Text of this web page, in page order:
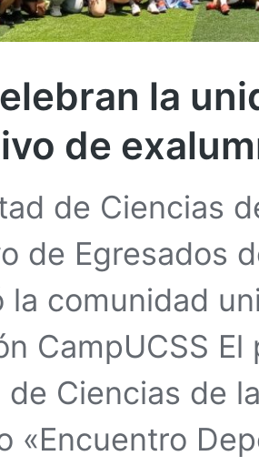
la
de
de Ciencias
de Egresados
la comunidad
CampUCSS
de Ciencias de
«Encuentro